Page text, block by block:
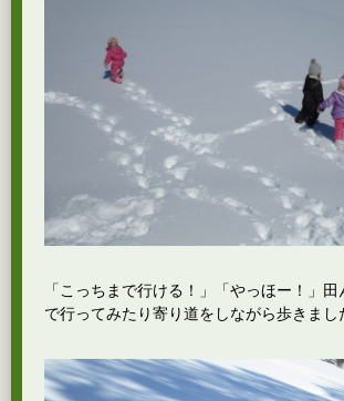
「こっちまで行ける！」「やっほー！」田
で行ってみたり寄り道をしながら歩きまし